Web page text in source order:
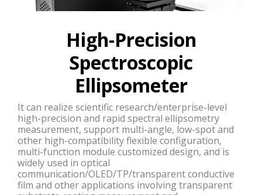
Spectral Ellipsometry
Solution for Micro
With the image recognition system, it can meet the
needs of high-precision and fast spectral
ellipsometry measurement of various micro-
regions of various objects to be measured at the
scientific research/enterprise level